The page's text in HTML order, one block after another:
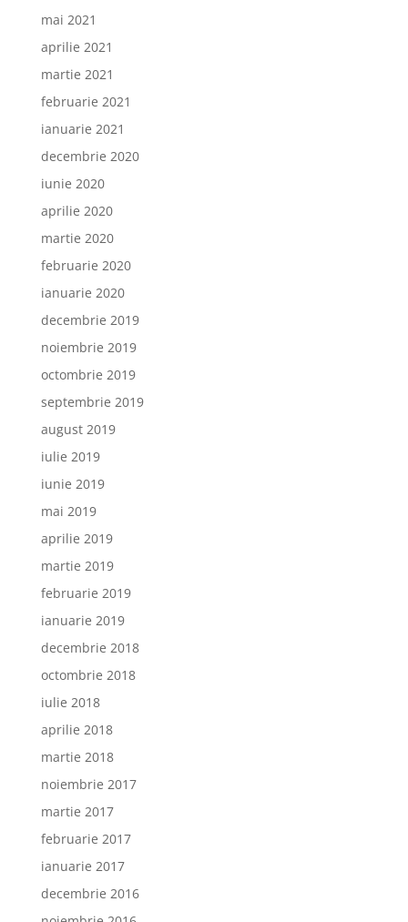
mai 2021
aprilie 2021
martie 2021
februarie 2021
ianuarie 2021
decembrie 2020
iunie 2020
aprilie 2020
martie 2020
februarie 2020
ianuarie 2020
decembrie 2019
noiembrie 2019
octombrie 2019
septembrie 2019
august 2019
iulie 2019
iunie 2019
mai 2019
aprilie 2019
martie 2019
februarie 2019
ianuarie 2019
decembrie 2018
octombrie 2018
iulie 2018
aprilie 2018
martie 2018
noiembrie 2017
martie 2017
februarie 2017
ianuarie 2017
decembrie 2016